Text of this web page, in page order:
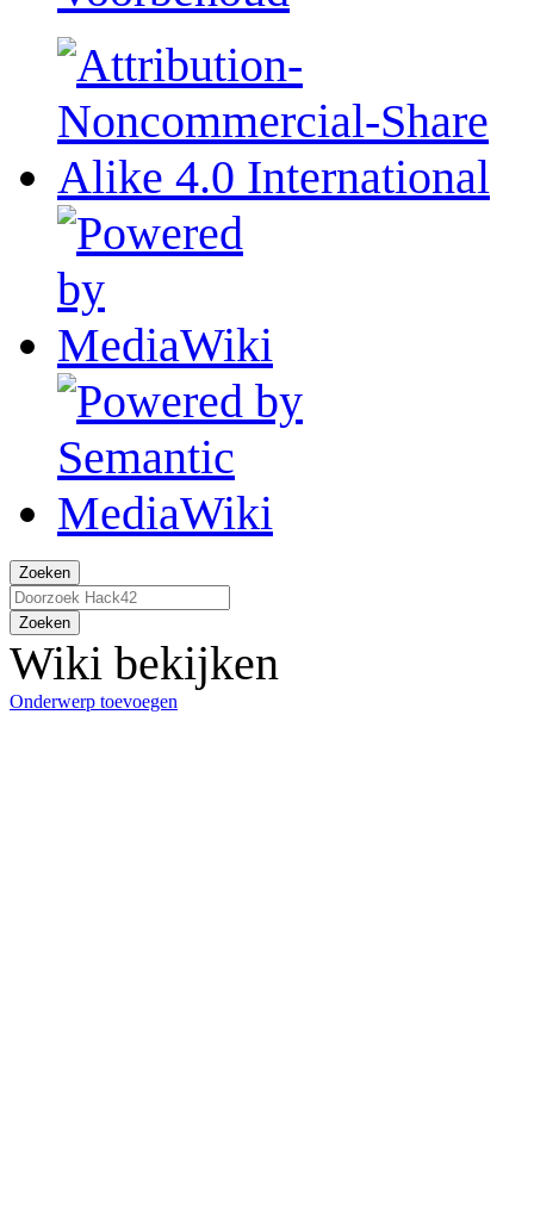
Zoeken
Zoeken
Wiki bekijken
Onderwerp toevoegen